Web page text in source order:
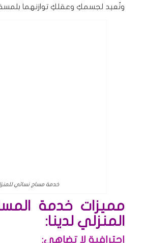
ونُعيد لجسمكِ وعقلكِ توازنهما بلمسة
خدمة مساج نسائي
مميزات خدمة
المنزلي لدينا:
احترافية لا تضاهى: